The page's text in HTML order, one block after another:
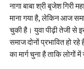
नागा बाबा श्री बृजेश गिरी
माना गया है, लेकिन आज
चुकी है। युवा पीढ़ी तेजी से
समाज दोनों प्रभावित हो
का मार्ग चुना है ताकि